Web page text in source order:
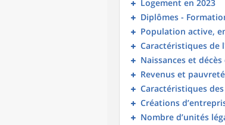
Logement en 2023
Diplômes -
Population active,
Caractéristiques de
Naissances et
Revenus et
Caractéristiques
Créations
Nombre d’unités